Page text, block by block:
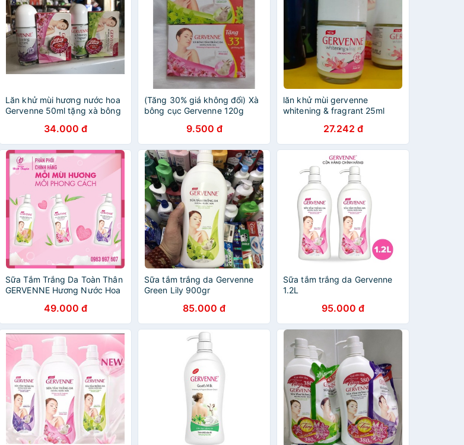
Lăn khử mùi hương nước hoa
Gervenne 50ml tặng xà bông
34.000 đ
(Tăng 30% giá không đổi) Xà
bông cục Gervenne 120g
9.500 đ
lăn khử mùi gervenne
whitening & fragrant 25ml
27.242 đ
Sữa Tắm Trắng Da Toàn Thân
GERVENNE Hương Nước Hoa
49.000 đ
Sữa tắm trắng da Gervenne
Green Lily 900gr
85.000 đ
Sữa tắm trắng da Gervenne
1.2L
95.000 đ